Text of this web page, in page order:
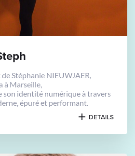
Stéphanie NIEUWJAER,
à Marseille,
son identité numérique à travers
épuré et performant.
DETAILS